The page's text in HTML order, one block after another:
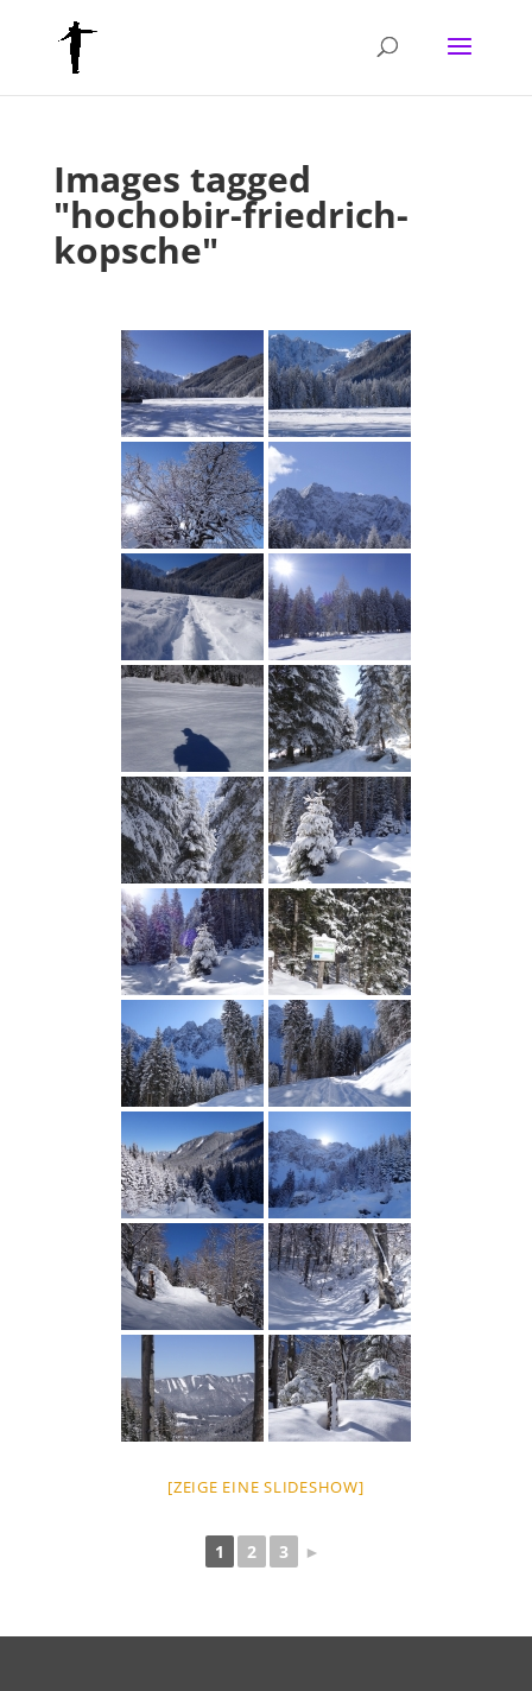
Images tagged
"hochobir-friedrich-
kopsche"
[ZEIGE EINE SLIDESHOW]
1 2 3 ►